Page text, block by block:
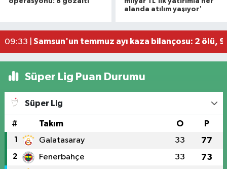
alanda atılım yaşıyor'
Bafra Ovası'nda kavun-karpuz bereketi:
09:33 | Samsun'un temmuz ayı kaza bilançosu: 2 ölü,
Süper Lig Puan Durumu
Süper Lig
# Takım O P
1 Galatasaray 33 77
2 Fenerbahçe 33 73